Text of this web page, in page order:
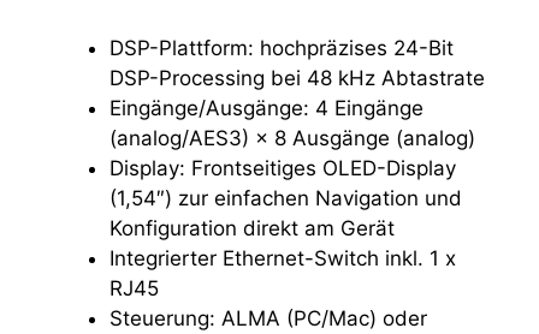
DSP-Plattform: hochpräzises 24-Bit
DSP-Processing bei 48 kHz Abtastrate
Eingänge/Ausgänge: 4 Eingänge
(analog/AES3) × 8 Ausgänge (analog)
Display: Frontseitiges OLED-Display
(1,54″) zur einfachen Navigation und
Konfiguration direkt am Gerät
Integrierter Ethernet-Switch inkl. 1 x
RJ45
Steuerung: ALMA (PC/Mac) oder